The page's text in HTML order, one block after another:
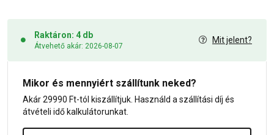
Raktáron: 4 db
Átvehető akár: 2026-08-07
Mit jelent?
Mikor és mennyiért szállítunk neked?
Akár 29990 Ft-tól kiszállítjuk. Használd a szállítási díj és
átvételi idő kalkulátorunkat.